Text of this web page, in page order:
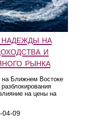
на
и
рынка
на Ближнем Востоке
на цены на
04-09